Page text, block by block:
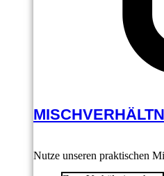
Nutze unseren praktischen